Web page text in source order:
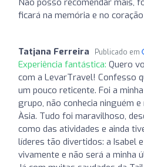
ficará na memória e no
Tatjana Ferreira Publicado em
Experiência fantástica: Quero
com a LevarTravel! Confesso
um pouco reticente. Foi a
grupo, não conhecia ninguém
Àsia. Tudo foi maravilhoso,
como das atividades e ainda
líderes tão divertidos: a Isabel
vivamente e não será a minha